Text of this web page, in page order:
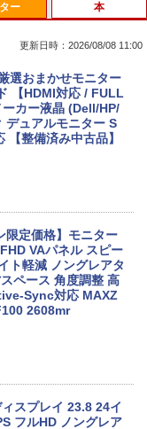
オフホワイト
ブラック
5 ミッドナイトブ
ド版】AOKIMI ワイヤ
グ Type-C充電 マイク
調整 スポーツ/通勤/通
Flo Milli, ATL Jacob
Flo Milli, ATL Jacob
ver.)
ver.)
ルレス 500ml ×24本
ウム含有 水 ミネラル
ル 静岡県産 500ミリリ
い・ろ・は・す 2L P
ベルレス 2L×9本
(デジタル版ビッグガ
(角川コミックス・
115 (ジャンプコミッ
ノクロ版 39 (ジャンプ
んしん3ヶ月に延長
いる30日の保証期間
す。【単品購入・併
ンペーンは除く /
】
パソコン Windows
上 メーカー 富士通 N
第6世代 メモリ4GB
WPS office2搭載
訳あり品
ートパソコンoffice
トPC 初期設定済 1
ソコン デスクトッ
10 Pro 64Bit
D583シリーズ等
4G/250GB/DVD-R
Mac mini A13
Monterey 12.
リ:16GB / HDD:1.1
ネスホン パソコン
SSD256GB(M.2
】【中古/送料無
ー
更新日時：2026/08/08 11:00
選おまかせモニター
【HDMI対応 / FULL
カー液晶 (Dell/HP/
デュアルモニター S
整備済み中古品】
限定価格】モニター
VAパネル スピー
ト軽減 ノングレアタ
ペース 角度調整 高
Sync対応 MAXZ
2608mr
スプレイ 23.8 24イ
フルHD ノングレア
本